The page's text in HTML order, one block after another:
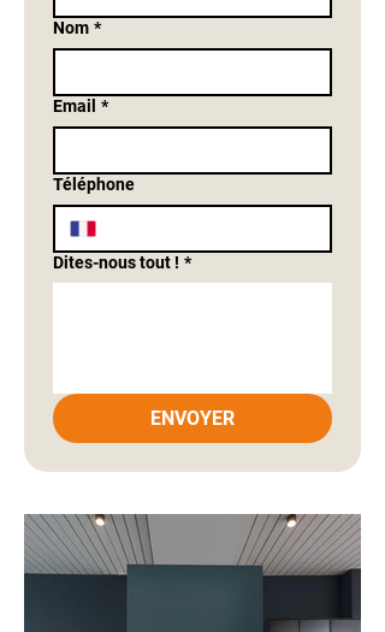
Nom *
Email *
Téléphone
Dites-nous tout ! *
ENVOYER